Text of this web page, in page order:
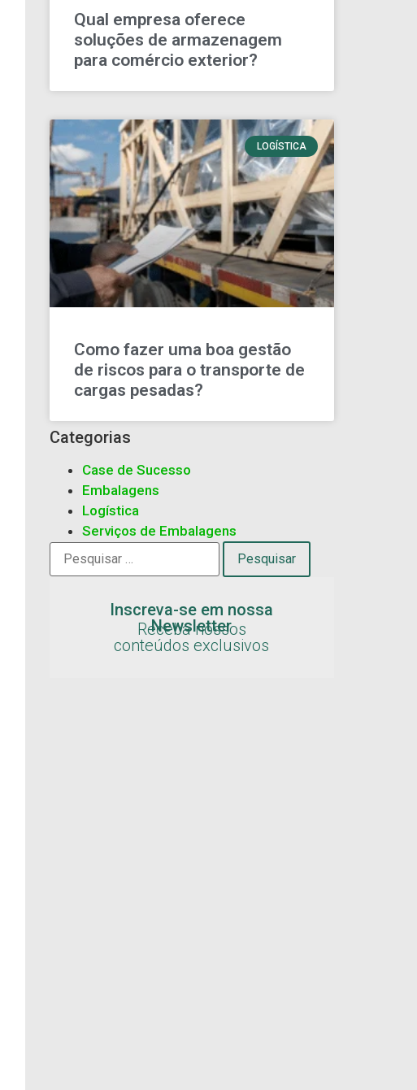
Qual empresa oferece
soluções de armazenagem
para comércio exterior?
LOGÍSTICA
Como fazer uma boa gestão
de riscos para o transporte de
cargas pesadas?
Categorias
Case de Sucesso
Embalagens
Logística
Serviços de Embalagens
Inscreva-se em nossa
Newsletter
Receba nossos
conteúdos exclusivos